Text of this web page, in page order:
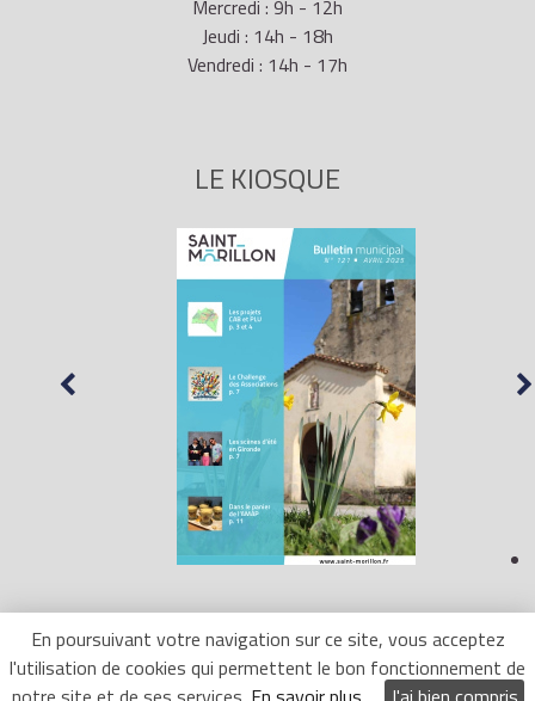
En poursuivant votre navigation sur ce site, vous acceptez
l'utilisation de cookies qui permettent le bon fonctionnement de
31703 Blagnac Cedex
Mercredi : 9h - 12h
Jeudi : 14h - 18h
Vendredi : 14h - 17h
LE KIOSQUE
Mentions Légales - Site réalisé parLR Marketing